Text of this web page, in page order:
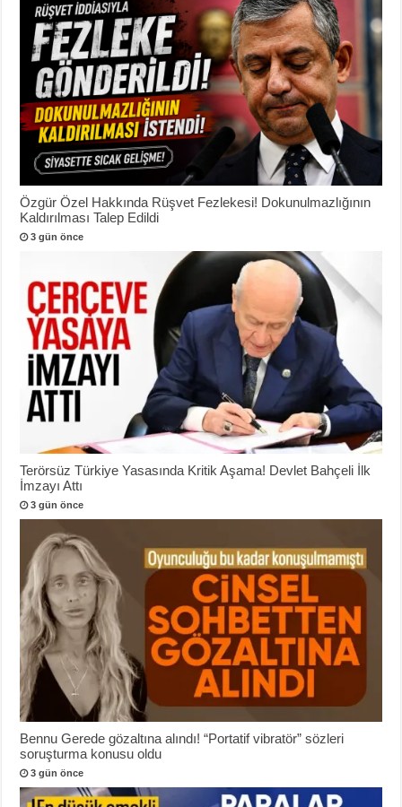
Özgür Özel Hakkında Rüşvet Fezlekesi! Dokunulmazlığının
Kaldırılması Talep Edildi
3 gün önce
Terörsüz Türkiye Yasasında Kritik Aşama! Devlet Bahçeli İlk
İmzayı Attı
3 gün önce
Bennu Gerede gözaltına alındı! “Portatif vibratör” sözleri
soruşturma konusu oldu
3 gün önce